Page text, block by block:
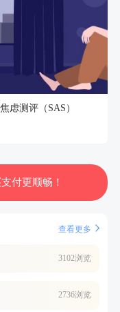
虑测评（SAS）
付更顺畅！
查看更多
3102浏览
2736浏览